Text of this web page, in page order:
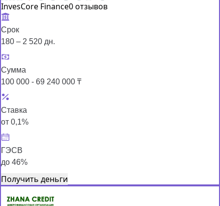
InvesCore Finance0 отзывов
Срок
180 – 2 520 дн.
Сумма
100 000 - 69 240 000 ₸
Ставка
от 0,1%
ГЭСВ
до 46%
Получить деньги